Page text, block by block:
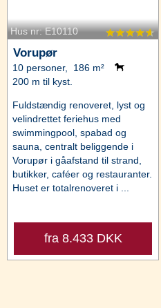
Hus nr: E10110
Vorupør
10 personer, 186 m²
200 m til kyst.
Fuldstændig renoveret, lyst og
velindrettet feriehus med
swimmingpool, spabad og
sauna, centralt beliggende i
Vorupør i gåafstand til strand,
butikker, caféer og restauranter.
Huset er totalrenoveret i ...
fra 8.433 DKK